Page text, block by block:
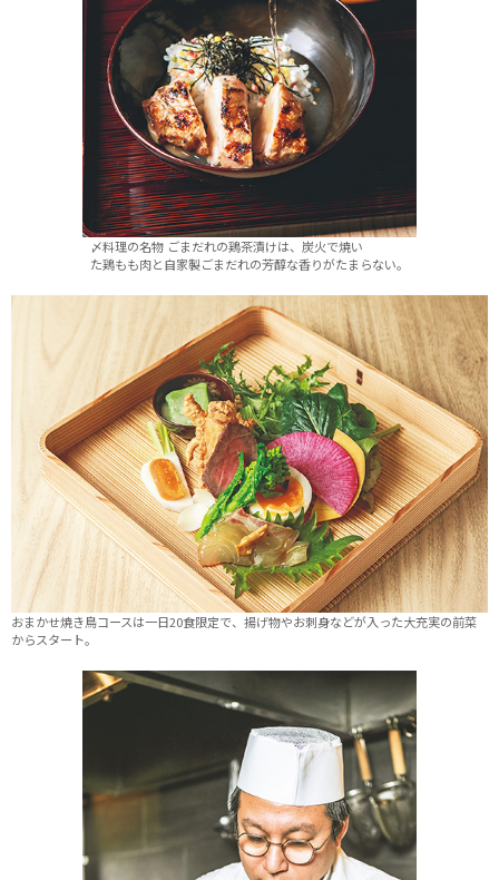
〆料理の名物 ごまだれの鶏茶漬けは、炭火で焼い
た鶏もも肉と自家製ごまだれの芳醇な香りがたまらない。
おまかせ焼き鳥コースは一日20食限定で、揚げ物やお刺身などが入った大充実の前菜
からスタート。